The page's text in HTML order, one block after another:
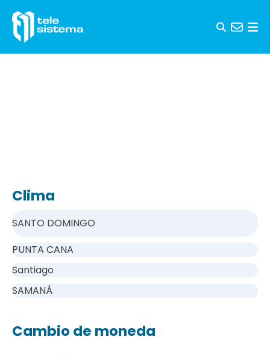
Clima
SANTO DOMINGO
PUNTA CANA
Santiago
SAMANÁ
Cambio de moneda